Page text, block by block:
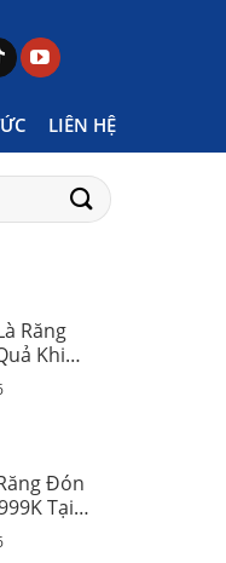
LIÊN HỆ
nong hàm"
Răng
Khi
6
Đón
Tại